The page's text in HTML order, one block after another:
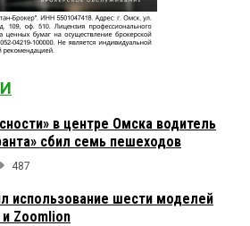
в центре Омска водитель
сбил семь пешеходов
487
использование шести моделей
и Zoomlion